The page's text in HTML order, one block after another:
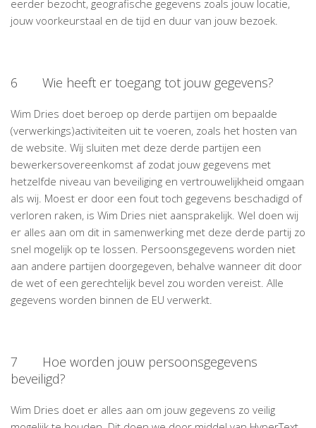
eerder bezocht, geografische gegevens zoals jouw locatie,
jouw voorkeurstaal en de tijd en duur van jouw bezoek.
6 Wie heeft er toegang tot jouw gegevens?
Wim Dries doet beroep op derde partijen om bepaalde
(verwerkings)activiteiten uit te voeren, zoals het hosten van
de website. Wij sluiten met deze derde partijen een
bewerkersovereenkomst af zodat jouw gegevens met
hetzelfde niveau van beveiliging en vertrouwelijkheid omgaan
als wij. Moest er door een fout toch gegevens beschadigd of
verloren raken, is Wim Dries niet aansprakelijk. Wel doen wij
er alles aan om dit in samenwerking met deze derde partij zo
snel mogelijk op te lossen. Persoonsgegevens worden niet
aan andere partijen doorgegeven, behalve wanneer dit door
de wet of een gerechtelijk bevel zou worden vereist. Alle
gegevens worden binnen de EU verwerkt.
7 Hoe worden jouw persoonsgegevens
beveiligd?
Wim Dries doet er alles aan om jouw gegevens zo veilig